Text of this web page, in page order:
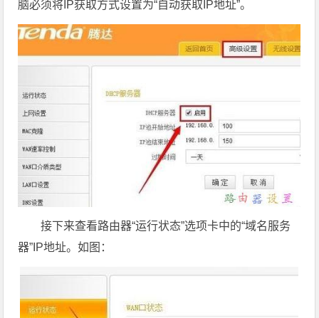
脑必须将IP获取方式设置为“自动获取IP地址”。
接下来查看路由器“运行状态”选项卡中的“域名服务
器”IP地址。如图：